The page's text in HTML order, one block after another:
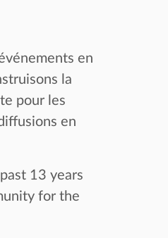
en
la
pour les
en
13 years
for the